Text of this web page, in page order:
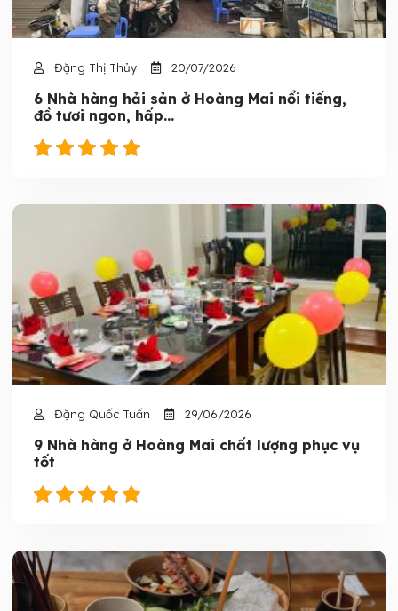
Đặng Thị Thủy 20/07/2026
6 Nhà hàng hải sản ở Hoàng Mai nổi tiếng,
đồ tươi ngon, hấp...
Đặng Quốc Tuấn 29/06/2026
9 Nhà hàng ở Hoàng Mai chất lượng phục vụ
tốt